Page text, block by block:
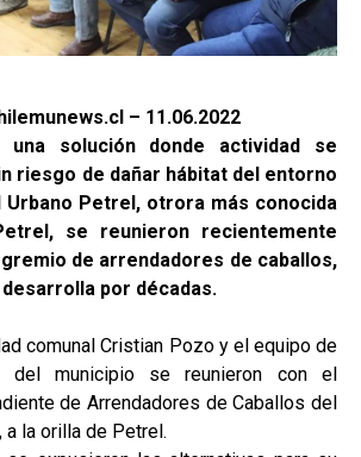
– 11.06.2022
una solución donde actividad se
riesgo de dañar hábitat del entorno
Urbano Petrel, otrora más conocida
se reunieron recientemente
de arrendadores de caballos,
por décadas.
comunal Cristian Pozo y el equipo de
del municipio se reunieron con el
de Arrendadores de Caballos del
a la orilla de Petrel.